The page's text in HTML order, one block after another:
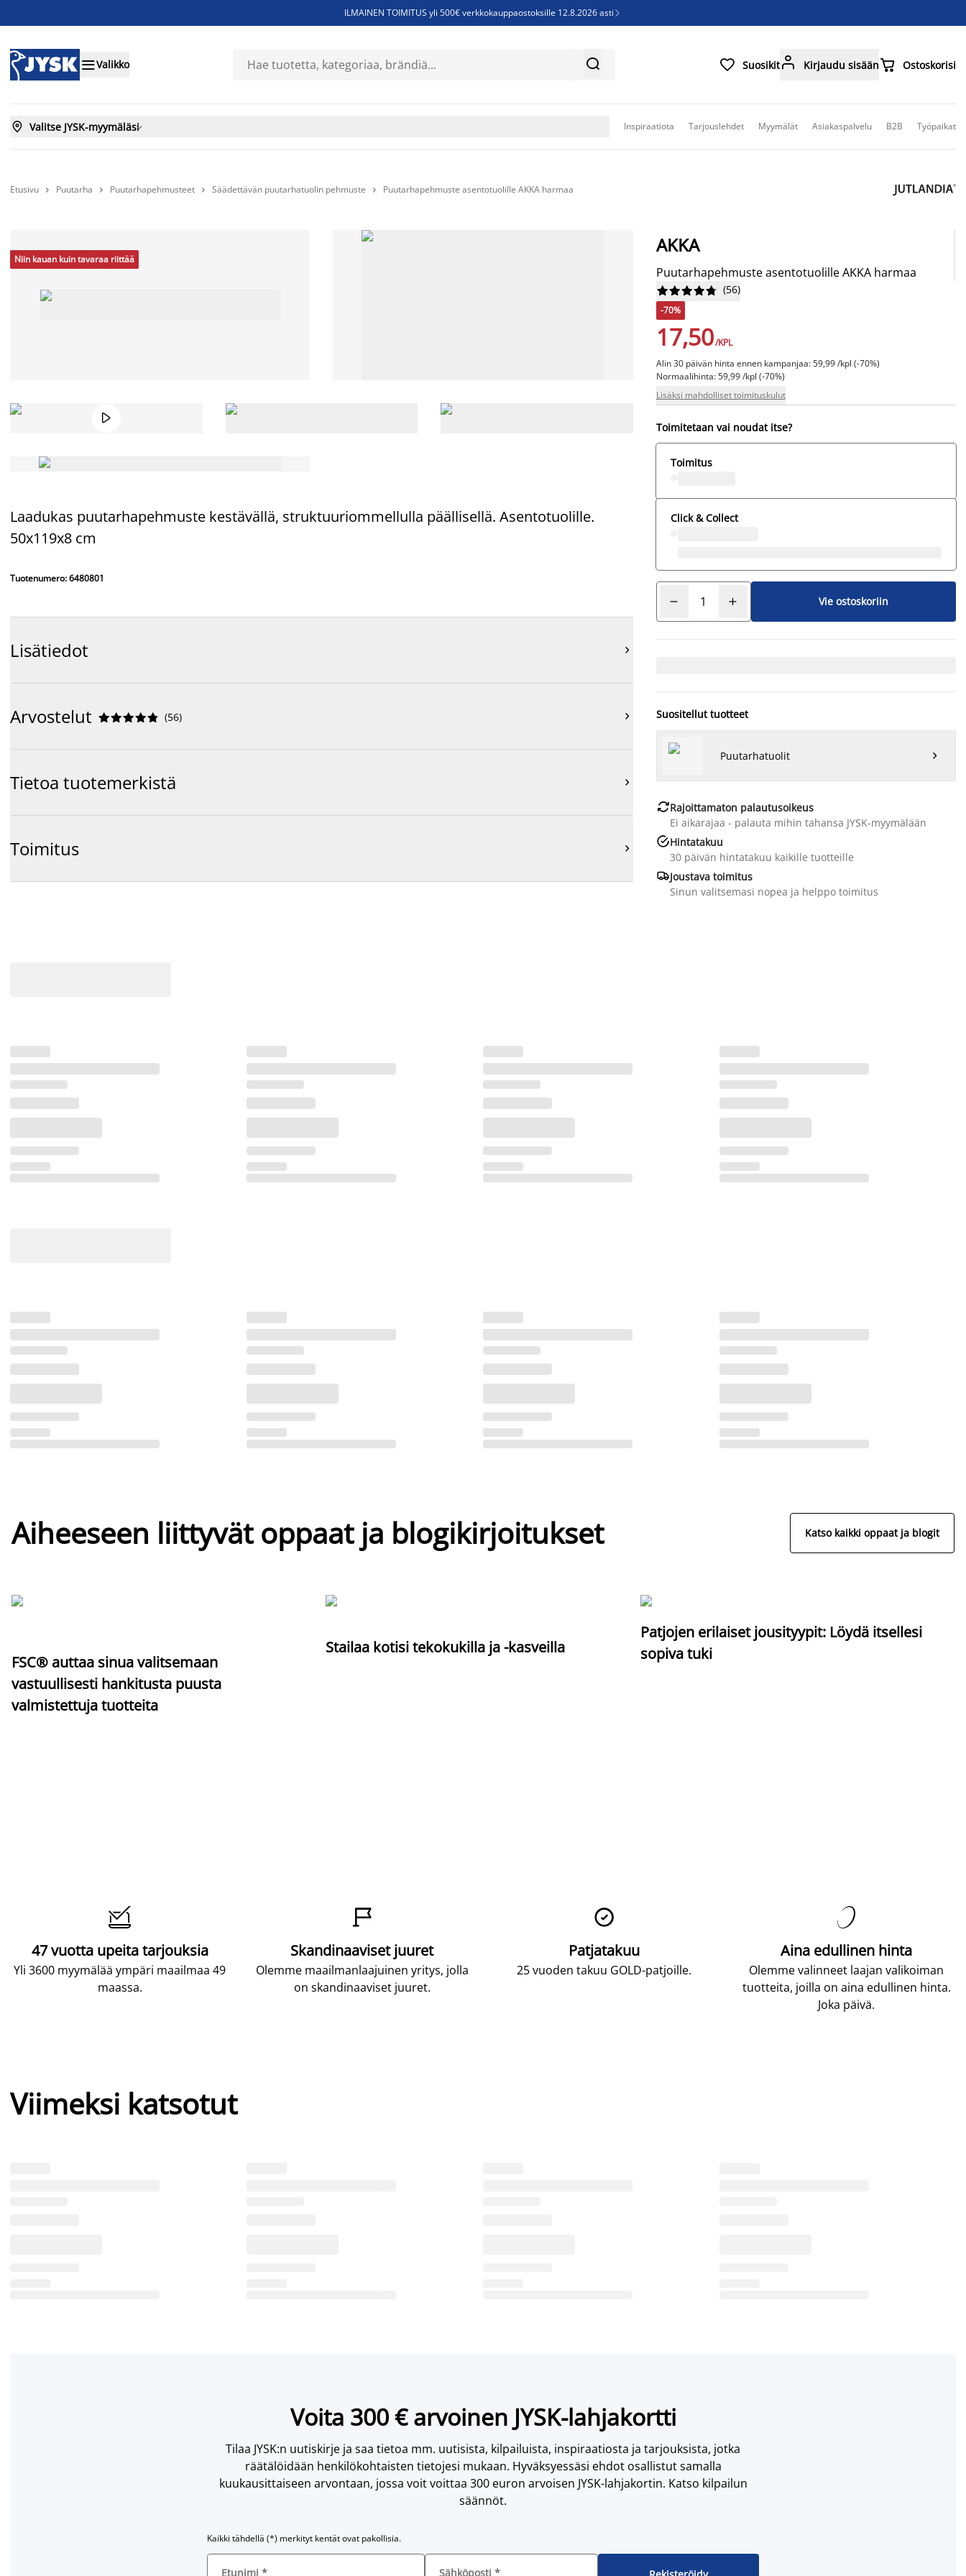
ILMAINEN TOIMITUS yli 500€ verkkokauppaostoksille 12.8.2026 asti 
Sijauspatjoja - Säästä jopa 60%
Valikko   Suosikit Kirjaudu sisään Ostoskorisi
 Valitse JYSK-myymäläsi Inspiraatiota Tarjouslehdet Myymälät Asiakaspalvelu B2B Työpaikat
Etusivu  Puutarha  Puutarhapehmusteet  Säädettävän puutarhatuolin pehmuste  Puutarhapehmuste asentotuolille AKKA harmaa
Niin kauan kuin tavaraa riittää

Laadukas puutarhapehmuste kestävällä, struktuuriommellulla päällisellä. Asentotuolille.
50x119x8 cm
Tuotenumero: 6480801
Lisätiedot 
Arvostelut 




 (56) 
Tietoa tuotemerkistä 
Toimitus 
AKKA
Puutarhapehmuste asentotuolille AKKA harmaa





 (56)
-70%
17,50/KPL
Alin 30 päivän hinta ennen kampanjaa: 59,99 /kpl (-70%)
Normaalihinta: 59,99 /kpl (-70%)
Lisäksi mahdolliset toimituskulut
Toimitetaan vai noudat itse?
Toimitus
Click & Collect
Vie ostoskoriin
Suositellut tuotteet
Puutarhatuolit 
Rajoittamaton palautusoikeus
Ei aikarajaa - palauta mihin tahansa JYSK-myymälään
Hintatakuu
30 päivän hintatakuu kaikille tuotteille
Joustava toimitus
Sinun valitsemasi nopea ja helppo toimitus
Aiheeseen liittyvät oppaat ja blogikirjoitukset Katso kaikki oppaat ja blogit
FSC® auttaa sinua valitsemaan
vastuullisesti hankitusta puusta
valmistettuja tuotteita
Stailaa kotisi tekokukilla ja -kasveilla
Patjojen erilaiset jousityypit: Löydä itsellesi
sopiva tuki

47 vuotta upeita tarjouksia
Yli 3600 myymälää ympäri maailmaa 49
maassa.

Skandinaaviset juuret
Olemme maailmanlaajuinen yritys, jolla
on skandinaaviset juuret.

Patjatakuu
25 vuoden takuu GOLD-patjoille.

Aina edullinen hinta
Olemme valinneet laajan valikoiman
tuotteita, joilla on aina edullinen hinta.
Joka päivä.
Viimeksi katsotut
Voita 300 € arvoinen JYSK-lahjakortti
Tilaa JYSK:n uutiskirje ja saa tietoa mm. uutisista, kilpailuista, inspiraatiosta ja tarjouksista, jotka
räätälöidään henkilökohtaisten tietojesi mukaan. Hyväksyessäsi ehdot osallistut samalla
kuukausittaiseen arvontaan, jossa voit voittaa 300 euron arvoisen JYSK-lahjakortin. Katso kilpailun
säännöt.
Kaikki tähdellä (*) merkityt kentät ovat pakollisia.
Etunimi * Sähköposti *